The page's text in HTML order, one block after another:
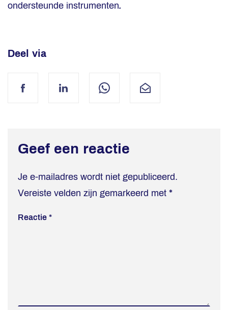
ondersteunde instrumenten.
Deel via
FacebookLinkedIn WhatsAppMail
Geef een reactie
Je e-mailadres wordt niet gepubliceerd.
Vereiste velden zijn gemarkeerd met *
Reactie *